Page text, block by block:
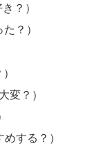
？）
？）
変？）
めする？）